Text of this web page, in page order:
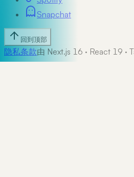
Snapchat
回到顶部
隐私条款由 Next.js 16 · React 19 ·